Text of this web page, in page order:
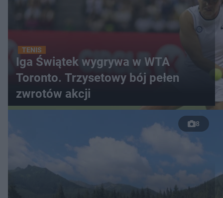
TENIS
Iga Świątek wygrywa w WTA
Toronto. Trzysetowy bój pełen
zwrotów akcji
8